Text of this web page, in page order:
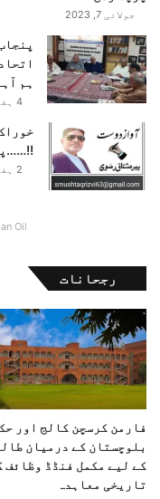
ا
ن
ک
ش
ا
ف
جولائی 7, 2023
ہم
4 ہفتے ago
2 ہفتے ago
Oil
رجحانات
فارمن کرسچن کالج اور
بلوچستان کے درمیان
کے لیے مکمل فنڈڈ وظائف
تاریخی معاہدہ